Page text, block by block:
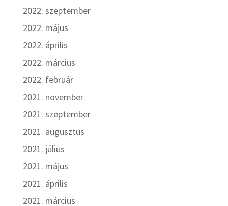
2022. szeptember
2022. május
2022. április
2022. március
2022. február
2021. november
2021. szeptember
2021. augusztus
2021. július
2021. május
2021. április
2021. március